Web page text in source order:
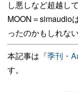
し悪しなど超越し
MOON＝simaudio
ったのかもしれな
本記事は 『季刊・
す。